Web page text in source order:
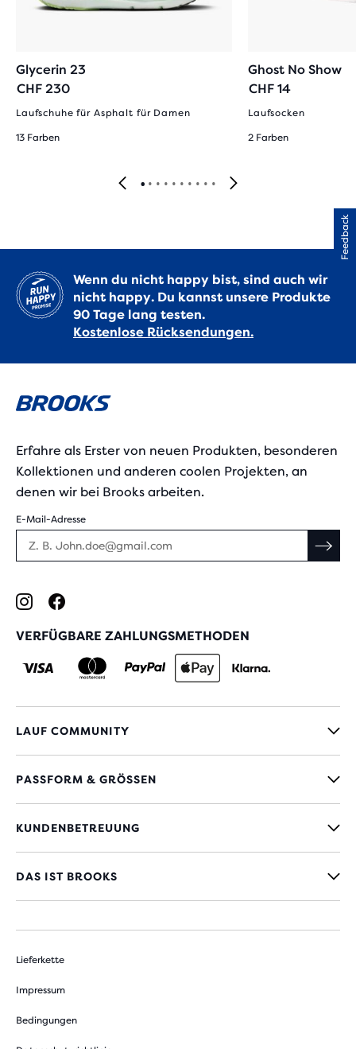
Glycerin 23
CHF 230
Laufschuhe für Asphalt für Damen
13 Farben
Ghost No Show
CHF 14
Laufsocken
2 Farben
Wenn du nicht happy bist, sind auch wir
nicht happy. Du kannst unsere Produkte
90 Tage lang testen.
Kostenlose Rücksendungen.
Erfahre als Erster von neuen Produkten, besonderen
Kollektionen und anderen coolen Projekten, an
denen wir bei Brooks arbeiten.
E-Mail-Adresse
VERFÜGBARE ZAHLUNGSMETHODEN
LAUF COMMUNITY
PASSFORM & GRÖSSEN
KUNDENBETREUUNG
DAS IST BROOKS
Lieferkette
Impressum
Bedingungen
Feedback